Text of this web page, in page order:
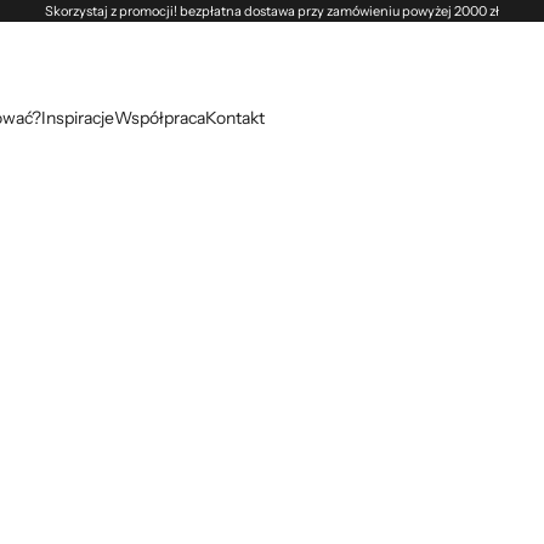
Skorzystaj z promocji! bezpłatna dostawa przy zamówieniu powyżej 2000 zł
InspiracjeWspółpracaKontakt